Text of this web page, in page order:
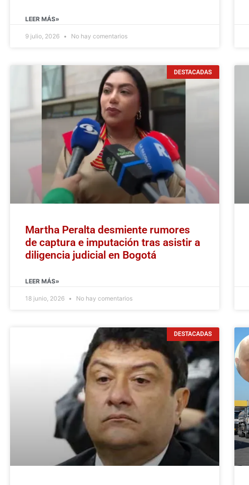
LEER MÁS»
9 julio, 2026 No hay comentarios
DESTACADAS
Martha Peralta desmiente rumores
de captura e imputación tras asistir a
diligencia judicial en Bogotá
LEER MÁS»
18 junio, 2026 No hay comentarios
DESTACADAS